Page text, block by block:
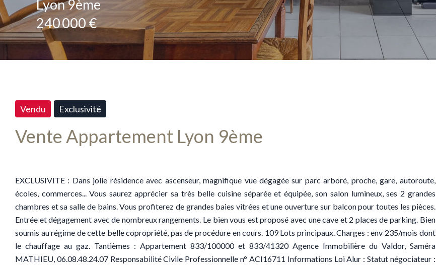
Lyon 9ème
240 000 €
Vendu Exclusivité
Vente Appartement Lyon 9ème
EXCLUSIVITE : Dans jolie résidence avec ascenseur, magnifique vue dégagée sur parc arboré, proche, gare, autoroute,
écoles, commerces... Vous saurez apprécier sa très belle cuisine séparée et équipée, son salon lumineux, ses 2 grandes
chambres et sa salle de bains. Vous profiterez de grandes baies vitrées et une ouverture sur balcon pour toutes les pièces.
Entrée et dégagement avec de nombreux rangements. Le bien vous est proposé avec une cave et 2 places de parking. Bien
soumis au régime de cette belle copropriété, pas de procédure en cours. 109 Lots principaux. Charges : env 235/mois dont
le chauffage au gaz. Tantièmes : Appartement 833/100000 et 833/41320 Agence Immobilière du Valdor, Saméra
MATHIEU, 06.08.48.24.07 Responsabilité Civile Professionnelle n° ACI16711 Informations Loi Alur : Statut négociateur :